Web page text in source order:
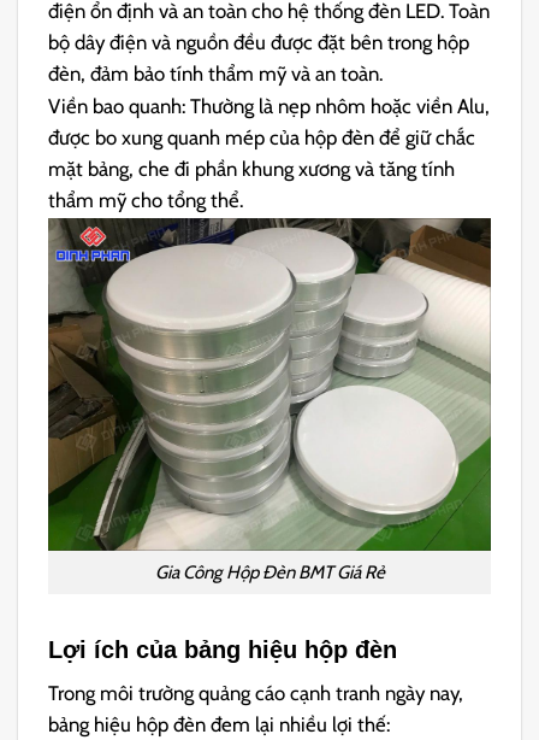
điện ổn định và an toàn cho hệ thống đèn LED. Toàn
bộ dây điện và nguồn đều được đặt bên trong hộp
đèn, đảm bảo tính thẩm mỹ và an toàn.
Viền bao quanh: Thường là nẹp nhôm hoặc viền Alu,
được bo xung quanh mép của hộp đèn để giữ chắc
mặt bảng, che đi phần khung xương và tăng tính
thẩm mỹ cho tổng thể.
Gia Công Hộp Đèn BMT Giá Rẻ
Lợi ích của bảng hiệu hộp đèn
Trong môi trường quảng cáo cạnh tranh ngày nay,
bảng hiệu hộp đèn đem lại nhiều lợi thế: